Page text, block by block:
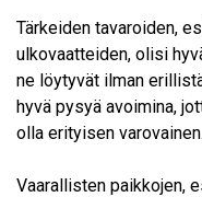
Tärkeiden tavaroiden,
ulkovaatteiden, olisi
ne löytyvät ilman
hyvä pysyä avoimina,
olla erityisen varovainen.
Vaarallisten paikkojen,